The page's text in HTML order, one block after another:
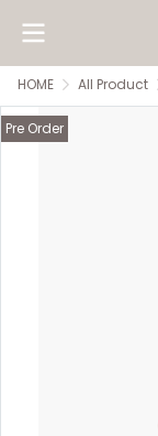
HOME All Product
Pre Order